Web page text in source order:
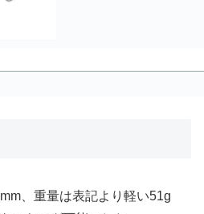
、重量は表記より軽い51g